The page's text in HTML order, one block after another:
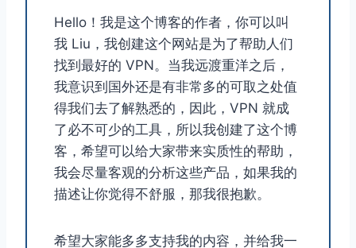
Hello！我是这个博客的作者，你可以叫
我 Liu，我创建这个网站是为了帮助人们
找到最好的 VPN。当我远渡重洋之后，
我意识到国外还是有非常多的可取之处值
得我们去了解熟悉的，因此，VPN 就成
了必不可少的工具，所以我创建了这个博
客，希望可以给大家带来实质性的帮助，
我会尽量客观的分析这些产品，如果我的
描述让你觉得不舒服，那我很抱歉。
希望大家能多多支持我的内容，并给我一